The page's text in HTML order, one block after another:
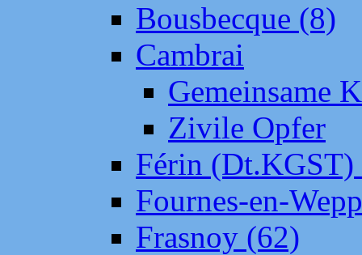
Bousbecque (8)
Cambrai
Gemeinsame
Zivile Opfer
Férin (Dt.KGST)
Fournes-en-
Frasnoy (62)